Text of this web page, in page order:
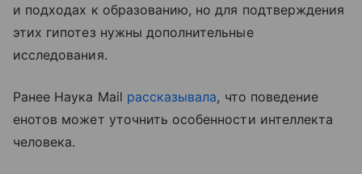
и подходах к образованию, но для подтверждения
этих гипотез нужны дополнительные
исследования.
Ранее Наука Mail рассказывала, что поведение
енотов может уточнить особенности интеллекта
человека.